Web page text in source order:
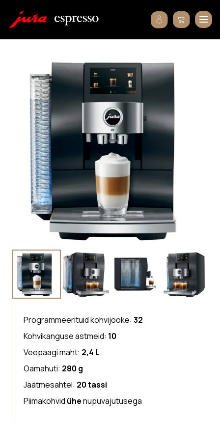
Programmeerituid kohvijooke: 32
Kohvikanguse astmeid: 10
Veepaagi maht: 2,4 L
Oamahuti: 280 g
Jäätmesahtel: 20 tassi
Piimakohvid ühenupuvajutusega